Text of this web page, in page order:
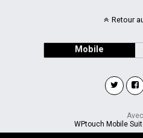
Retour
Mobile
Avec
WPtouch Mobile